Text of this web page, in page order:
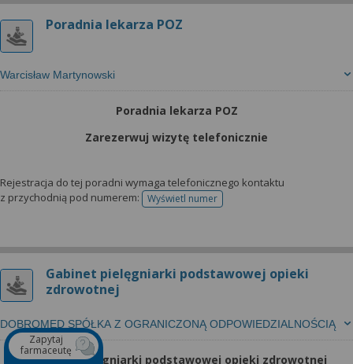
Poradnia lekarza POZ
Warcisław Martynowski
Poradnia lekarza POZ
Zarezerwuj wizytę telefonicznie
Rejestracja do tej poradni wymaga telefonicznego kontaktu
z przychodnią pod numerem:
Wyświetl numertelefonu do rejestracji
Gabinet pielęgniarki podstawowej opieki
zdrowotnej
DOBROMED SPÓŁKA Z OGRANICZONĄ ODPOWIEDZIALNOŚCIĄ
Gabinet pielęgniarki podstawowej opieki zdrowotnej
Zapytaj
farmaceutę